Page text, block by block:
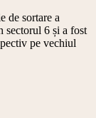
de sortare a
sectorul 6 și a fost
pe vechiul